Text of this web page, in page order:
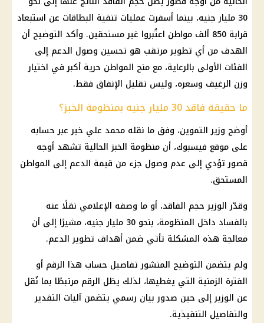
30 مليار جنيه، بينما أسفرت عمليات تنقية البطاقات عن استبعاد
قرابة 850 ألف مواطن اعتُبروا غير مستحقين. وأكد التوضيح أن
الهدف من أي تطوير مرتقب هو تحسين وصول الدعم إلى
الفئات الأولى بالرعاية، مع منح المواطن حرية أكبر في اختيار
وزن الرغيف وسعره، وليس تقليل الإنفاق فقط.
ما حقيقة فاقد 30 مليار جنيه بمنظومة الخبز؟
أوضح وزير التموين، وفق ما نقله محمد علي خير عبر حسابه
على موقع فيسبوك، أن منظومة الخبز الحالية تشهد أوجه
قصور تؤدي إلى عدم وصول جزء من قيمة الدعم إلى المواطن
المستحق.
وقدّر الوزير حجم الفاقد، أو ما وصفه الإعلامي نقلًا عنه
بالفساد داخل المنظومة، بنحو 30 مليار جنيه، مشيرًا إلى أن
معالجة هذه المشكلة تأتي ضمن أهداف تطوير الدعم.
ولم يتضمن التوضيح المنشور تفاصيل حساب هذا الرقم أو
الفترة الزمنية التي يغطيها، لذلك يظل الرقم مرتبطًا بما نُقل
عن الوزير إلى حين صدور بيان رسمي يتضمن آليات التقدير
والتفاصيل التنفيذية.